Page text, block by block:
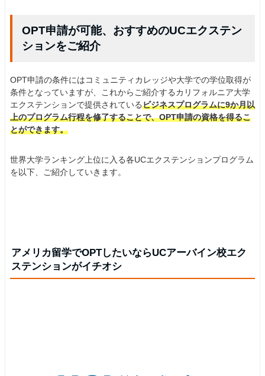
OPT申請が可能、おすすめのUCエクステン
ションをご紹介
OPT申請の条件にはコミュニティカレッジや大学での学位取得が
条件となっていますが、これからご紹介するカリフォルニア大学
エクステンションで提供されているビジネスプログラムに9か月以
上のプログラム行程を修了することで、OPT申請の資格を得るこ
とができます。
世界大学ランキング上位に入る各UCエクステンションプログラム
を以下、ご紹介していきます。
アメリカ留学でOPTしたいならUCアーバイン校エク
ステンションがイチオシ